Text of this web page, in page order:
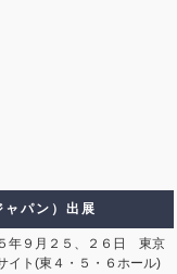
パン）出展
年９月２５、２６日 東京
イト(東４・５・６ホール)